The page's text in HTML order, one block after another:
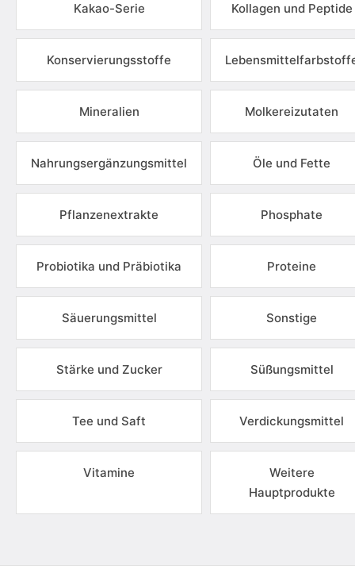
Kakao-Serie Kollagen und Peptide
Konservierungsstoffe
Mineralien Molkereizutaten
Nahrungsergänzungsmittel Öle und Fette
Pflanzenextrakte Phosphate
Probiotika und Präbiotika Proteine
Säuerungsmittel Sonstige
Stärke und Zucker Süßungsmittel
Tee und Saft Verdickungsmittel
Vitamine
Weitere
Hauptprodukte